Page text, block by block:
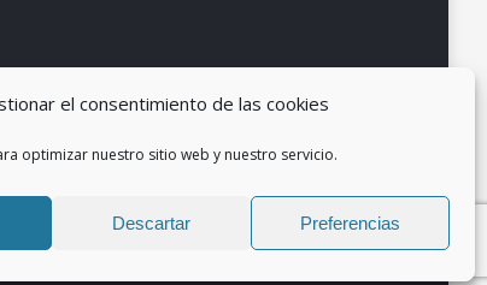
el consentimiento de las cookies
optimizar nuestro sitio web y nuestro servicio.
Descartar Preferencias
Política de Privacidad Política de cookies (UE)